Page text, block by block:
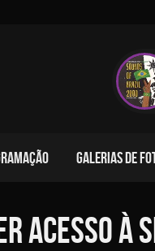
GALERIAS DE
acesso à